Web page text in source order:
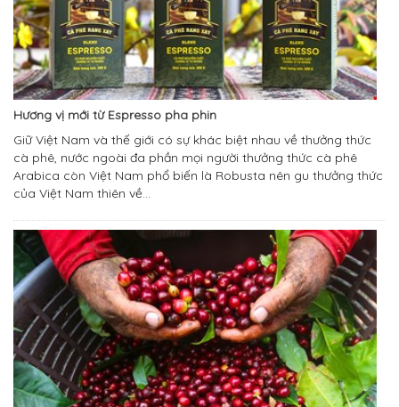
Hương vị mới từ Espresso pha phin
Giữ Việt Nam và thế giới có sự khác biệt nhau về thưởng thức
cà phê, nước ngoài đa phần mọi người thưởng thức cà phê
Arabica còn Việt Nam phổ biến là Robusta nên gu thưởng thức
của Việt Nam thiên về...